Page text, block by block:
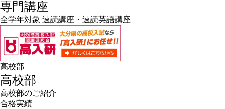
専門講座
全学年対象 速読講座・速読英語講座
高校部
高校部
高校部のご紹介
合格実績